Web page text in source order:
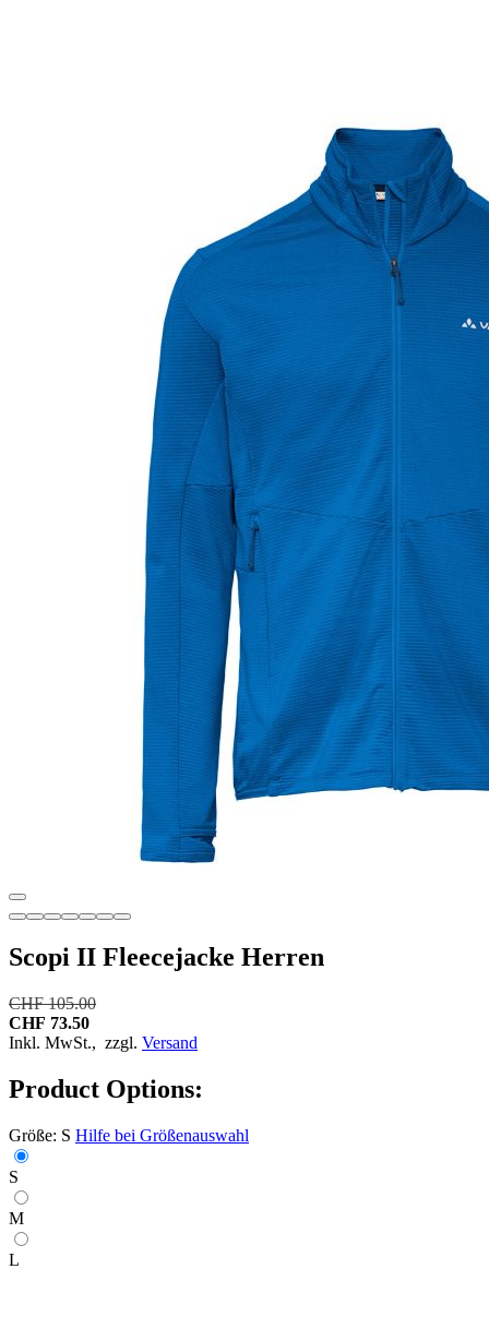
Scopi II Fleecejacke Herren
CHF 105.00
CHF 73.50
Inkl. MwSt., zzgl. Versand
Product Options:
Größe: S Hilfe bei Größenauswahl
S
M
L